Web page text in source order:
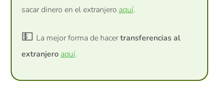
sacar dinero en el extranjero aquí.
💵 La mejor forma de hacertransferencias al
extranjero aquí.